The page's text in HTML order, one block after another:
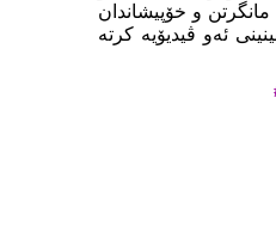
و خۆپیشاندان
ئه‌و ڤیدیۆیه‌ کرته‌